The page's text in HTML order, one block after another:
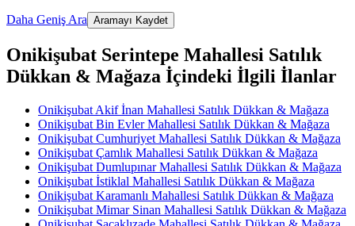
Daha Geniş Ara Aramayı Kaydet
Onikişubat Serintepe Mahallesi Satılık
Dükkan & Mağaza İçindeki İlgili İlanlar
Onikişubat Akif İnan Mahallesi Satılık Dükkan & Mağaza
Onikişubat Bin Evler Mahallesi Satılık Dükkan & Mağaza
Onikişubat Cumhuriyet Mahallesi Satılık Dükkan & Mağaza
Onikişubat Çamlık Mahallesi Satılık Dükkan & Mağaza
Onikişubat Dumlupınar Mahallesi Satılık Dükkan & Mağaza
Onikişubat İstiklal Mahallesi Satılık Dükkan & Mağaza
Onikişubat Karamanlı Mahallesi Satılık Dükkan & Mağaza
Onikişubat Mimar Sinan Mahallesi Satılık Dükkan & Mağaza